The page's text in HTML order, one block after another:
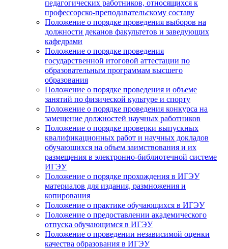
педагогических работников, относящихся к
профессорско-преподавательскому составу
Положение о порядке проведения выборов на
должности деканов факультетов и заведующих
кафедрами
Положение о порядке проведения
государственной итоговой аттестации по
образовательным программам высшего
образования
Положение о порядке проведения и объеме
занятий по физической культуре и спорту
Положение о порядке проведения конкурса на
замещение должностей научных работников
Положение о порядке проверки выпускных
квалификационных работ и научных докладов
обучающихся на объем заимствования и их
размещения в электронно-библиотечной системе
ИГЭУ
Положение о порядке прохождения в ИГЭУ
материалов для издания, размножения и
копирования
Положение о практике обучающихся в ИГЭУ
Положение о предоставлении академического
отпуска обучающимся в ИГЭУ
Положение о проведении независимой оценки
качества образования в ИГЭУ